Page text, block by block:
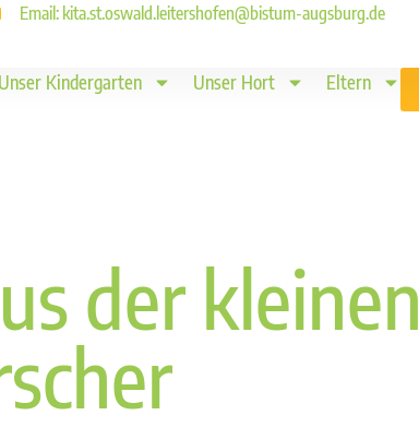
Email: kita.st.oswald.leitershofen@bistum-augsburg.de
Unser Kindergarten Unser Hort Eltern
der kleinen